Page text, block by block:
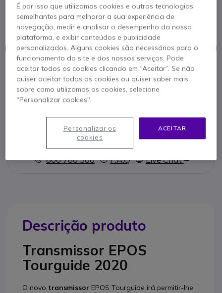
Transmissor / emissor para visitas guiadas ou
conferências.
Este produto já não é fabricado
Para melhor satisfazer as suas necessidades, apresentamos
uma lista de produtos similares
Contacte os nossos peritos -Linha gratuita
800 780 300
F.A.Q Live Chat
Descrição produto
Transmissor EPOS
Tourguide 2020
O novo transmissor EPOS Tourguide irá permitir-lhe
É por isso que utilizamos cookies e outras tecnologias
semelhantes para melhorar a sua experiência de
navegação, medir e analisar o desempenho da nossa
plataforma, e exibir conteúdos e publicidade
personalizados. Alguns cookies são necessários para o
funcionamento do site e dos nossos serviços. Pode
aceitar todos os cookies clicando em “Aceitar”. Se não
quiser aceitar todos os cookies ou quiser saber mais
sobre como utilizamos os cookies, selecione
"Personalizar cookies".
ACEITAR
Personalizar os
cookies